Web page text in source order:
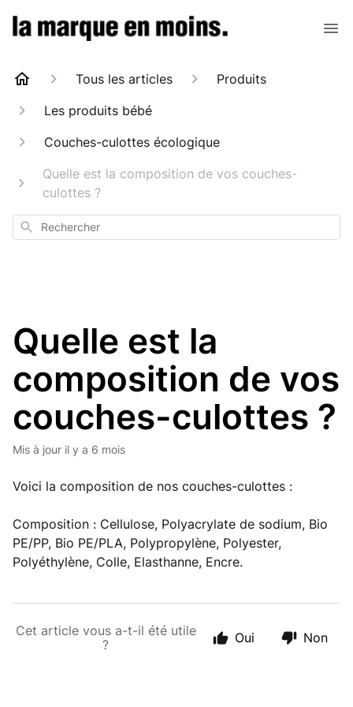
Tous les articles
Produits
Les produits bébé
Couches-culottes écologique
Quelle est la composition de vos couches-
culottes ?
Rechercher
Quelle est la
composition de vos
couches-culottes ?
Mis à jour il y a 6 mois
Voici la composition de nos couches-culottes :
Composition : Cellulose, Polyacrylate de sodium, Bio
PE/PP, Bio PE/PLA, Polypropylène, Polyester,
Polyéthylène, Colle, Elasthanne, Encre.
Cet article vous a-t-il été utile
?
Oui Non